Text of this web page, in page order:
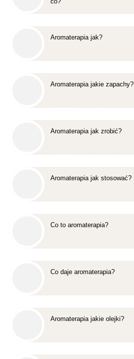
Aromaterapia jak?
Aromaterapia jakie zapachy?
Aromaterapia jak zrobić?
Aromaterapia jak stosować?
Co to aromaterapia?
Co daje aromaterapia?
Aromaterapia jakie olejki?